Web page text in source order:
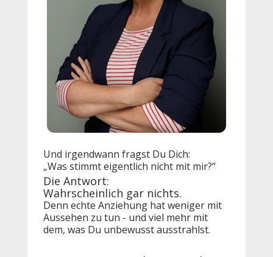
Und irgendwann fragst Du Dich:
„Was stimmt eigentlich nicht mit mir?“
Die Antwort:
Wahrscheinlich gar nichts.
Denn echte Anziehung hat weniger mit
Aussehen zu tun - und viel mehr mit
dem, was Du unbewusst ausstrahlst.